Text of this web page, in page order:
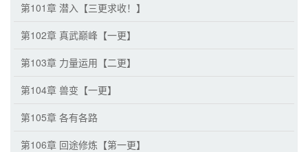
第101章 潜入【三更求收！】
第102章 真武巅峰【一更】
第103章 力量运用【二更】
第104章 兽变【一更】
第105章 各有各路
第106章 回途修炼【第一更】